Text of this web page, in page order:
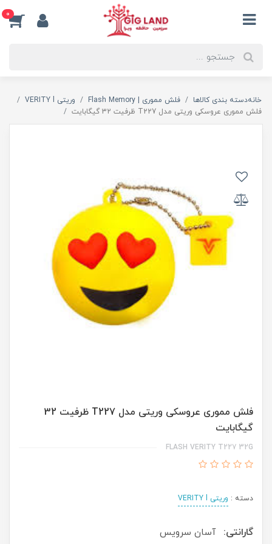
0
خانهدسته بندی کالاها فلش مموری | Flash Memory
وریتی VERITY l
فلش مموری عروسکی وریتی مدل T227 ظرفیت 32 گیگابایت
فلش مموری عروسکی وریتی مدل T227 ظرفیت 32
گیگابایت
FLASH VERITY T227 32G
دسته : وریتی VERITY l
گارانتی: آسان سرویس